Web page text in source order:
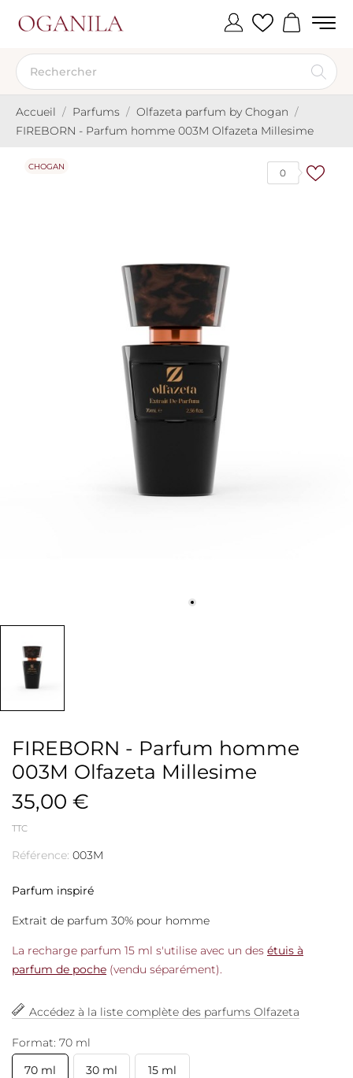
Accueil Parfums
Olfazeta parfum by Chogan
FIREBORN - Parfum homme 003M Olfazeta Millesime
0
CHOGAN
FIREBORN - Parfum homme
003M Olfazeta Millesime
35,00 €
TTC
Référence: 003M
Parfum inspiré
Extrait de parfum 30% pour homme
La recharge parfum 15 ml s'utilise avec un des étuis à
parfum de poche (vendu séparément).
Accédez à la liste complète des parfums Olfazeta
Format: 70 ml
70 ml
30 ml 15 ml